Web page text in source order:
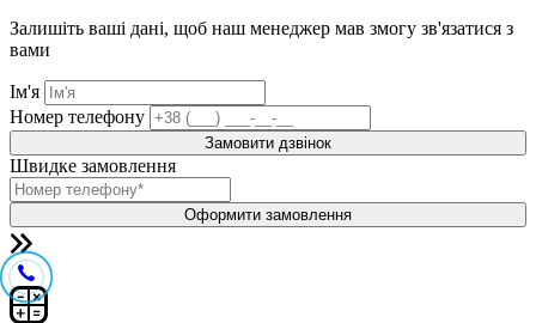
Залишіть ваші дані, щоб наш менеджер мав змогу зв'язатися з
вами
Ім'я
Номер телефону
Замовити дзвінок
Швидке замовлення
Оформити замовлення